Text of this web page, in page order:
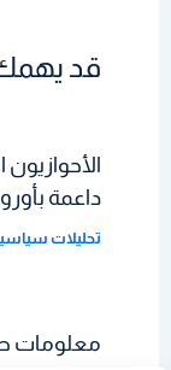
قد
داعمة
تحليلات
معلومات